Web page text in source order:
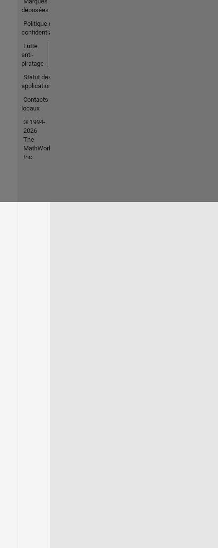
déposées
Politique de
confidentialité
Lutte
anti-
piratage
Statut des
applications
Contacts
locaux
© 1994-
2026
The
MathWorks,
Inc.